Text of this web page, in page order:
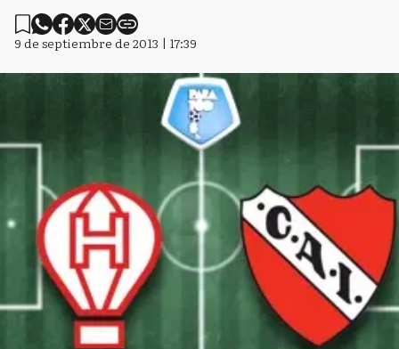
9 de septiembre de 2013 | 17:39